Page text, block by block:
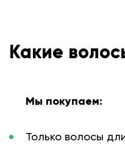
Какие
Мы покупаем:
Только волосы